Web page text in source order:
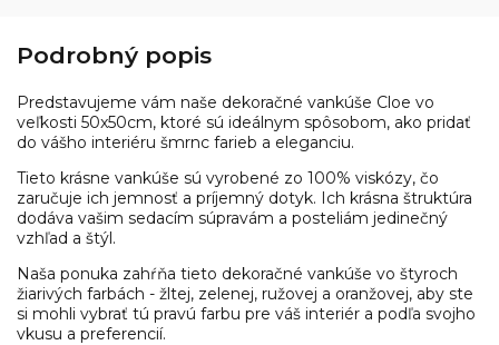
Podrobný popis
Predstavujeme vám naše dekoračné vankúše Cloe vo
veľkosti 50x50cm, ktoré sú ideálnym spôsobom, ako pridať
do vášho interiéru šmrnc farieb a eleganciu.
Tieto krásne vankúše sú vyrobené zo 100% viskózy, čo
zaručuje ich jemnosť a príjemný dotyk. Ich krásna štruktúra
dodáva vašim sedacím súpravám a posteliám jedinečný
vzhľad a štýl.
Naša ponuka zahŕňa tieto dekoračné vankúše vo štyroch
žiarivých farbách - žltej, zelenej, ružovej a oranžovej, aby ste
si mohli vybrať tú pravú farbu pre váš interiér a podľa svojho
vkusu a preferencií.